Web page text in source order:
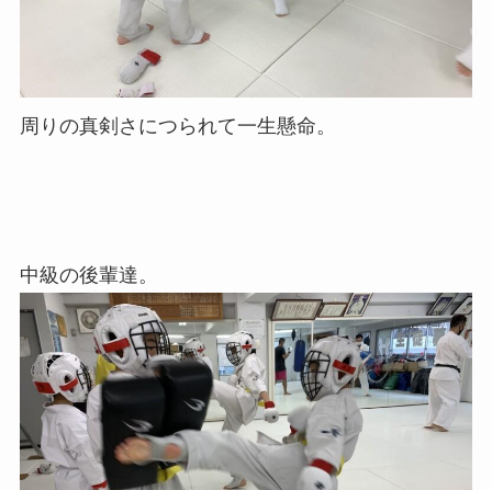
周りの真剣さにつられて一生懸命。
中級の後輩達。